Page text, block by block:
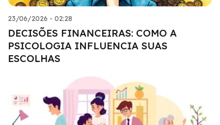
23/06/2026 - 02:28
DECISÕES FINANCEIRAS: COMO A
PSICOLOGIA INFLUENCIA SUAS
ESCOLHAS